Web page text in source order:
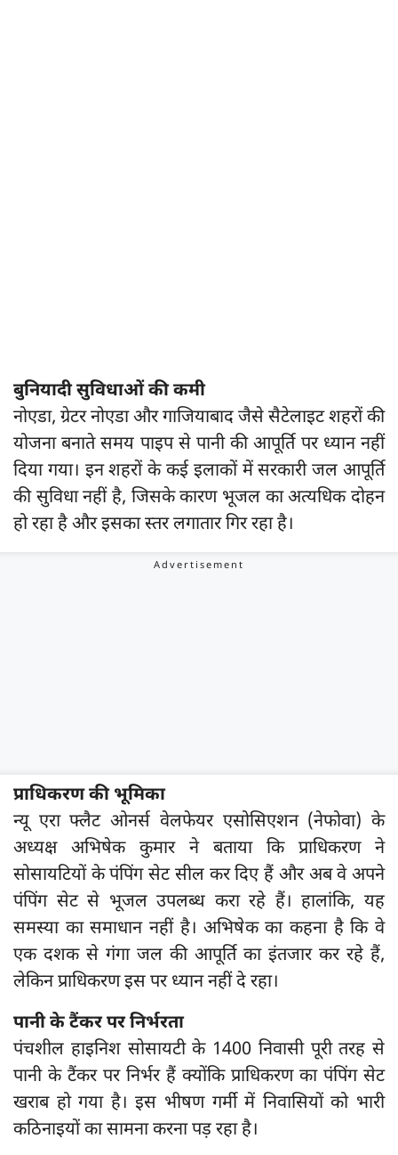
बुनियादी सुविधाओं की कमी
नोएडा, ग्रेटर नोएडा और गाजियाबाद जैसे सैटेलाइट शहरों की
योजना बनाते समय पाइप से पानी की आपूर्ति पर ध्यान नहीं
दिया गया। इन शहरों के कई इलाकों में सरकारी जल आपूर्ति
की सुविधा नहीं है, जिसके कारण भूजल का अत्यधिक दोहन
हो रहा है और इसका स्तर लगातार गिर रहा है।
प्राधिकरण की भूमिका
न्यू एरा फ्लैट ओनर्स वेलफेयर एसोसिएशन (नेफोवा) के
अध्यक्ष अभिषेक कुमार ने बताया कि प्राधिकरण ने
सोसायटियों के पंपिंग सेट सील कर दिए हैं और अब वे अपने
पंपिंग सेट से भूजल उपलब्ध करा रहे हैं। हालांकि, यह
समस्या का समाधान नहीं है। अभिषेक का कहना है कि वे
एक दशक से गंगा जल की आपूर्ति का इंतजार कर रहे हैं,
लेकिन प्राधिकरण इस पर ध्यान नहीं दे रहा।
पानी के टैंकर पर निर्भरता
पंचशील हाइनिश सोसायटी के 1400 निवासी पूरी तरह से
पानी के टैंकर पर निर्भर हैं क्योंकि प्राधिकरण का पंपिंग सेट
खराब हो गया है। इस भीषण गर्मी में निवासियों को भारी
कठिनाइयों का सामना करना पड़ रहा है।